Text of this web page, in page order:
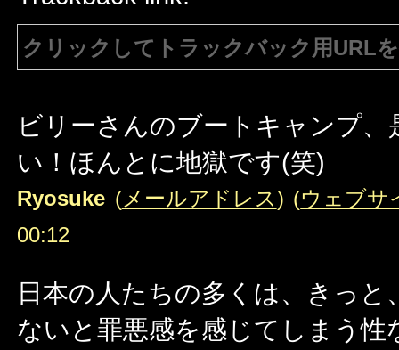
クリックしてトラックバック用URL
有効である必要があります。
ビリーさんのブートキャンプ
い！ほんとに地獄です(笑)
Ryosuke (メールアドレス) (ウェブサ
00:12
日本の人たちの多くは、きっ
ないと罪悪感を感じてしまう